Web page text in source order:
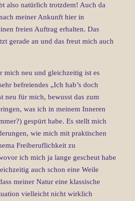
also natürlich trotzdem! Auch da
meiner Ankunft hier in
freien Auftrag erhalten. Das
gerade an und das freut mich auch
mich neu und gleichzeitig ist es
befreiendes „Ich hab’s doch
neu für mich, bewusst das zum
was ich in meinem Inneren
gespürt habe. Es stellt mich
wie mich mit praktischen
Freiberuflichkeit zu
ich mich ja lange gescheut habe
auch schon eine Weile
meiner Natur eine klassische
vielleicht nicht wirklich